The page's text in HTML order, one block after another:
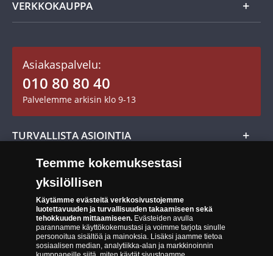
Keräilytarvikkeet
Mitalit
VERKKOKAUPPA
Asiakastili / Omat sivut
Toimitusehdot
Maksutavat
Evästeet Suomen Monetan verkkokaupassa
Saavutettavuusseloste
Asiakaspalvelu:
010 80 80 40
Palvelemme arkisin klo 9-13
TURVALLISTA ASIOINTIA
Turvallinen kumppani
Aitous- ja laatutakuu
14 päivän palautusoikeus
Teemme kokemuksestasi
yksilöllisen
Käytämme evästeitä verkkosivustojemme
luotettavuuden ja turvallisuuden takaamiseen sekä
tehokkuuden mittaamiseen.Evästeiden avulla
parannamme käyttökokemustasi ja voimme tarjota sinulle
personoitua sisältöä ja mainoksia. Lisäksi jaamme tietoa
sosiaalisen median, analytiikka-alan ja markkinoinnin